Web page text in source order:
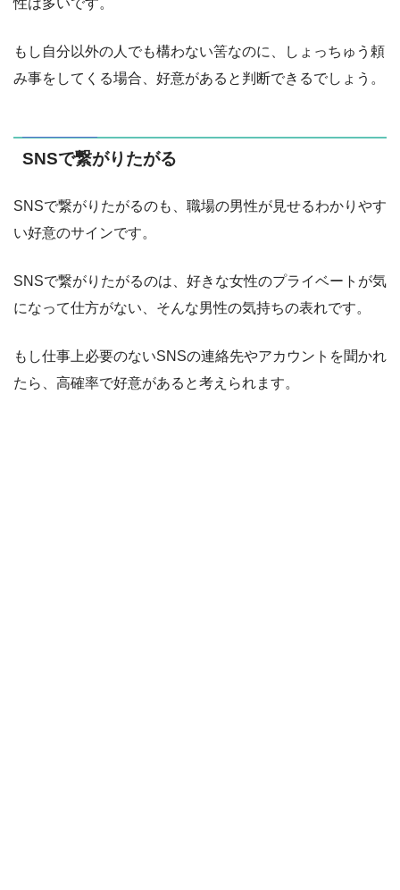
もし自分以外の人でも構わない筈なのに、しょっちゅう頼
み事をしてくる場合、好意があると判断できるでしょう。
SNSで繋がりたがる
SNSで繋がりたがるのも、職場の男性が見せるわかりやす
い好意のサインです。
SNSで繋がりたがるのは、好きな女性のプライベートが気
になって仕方がない、そんな男性の気持ちの表れです。
もし仕事上必要のないSNSの連絡先やアカウントを聞かれ
たら、高確率で好意があると考えられます。